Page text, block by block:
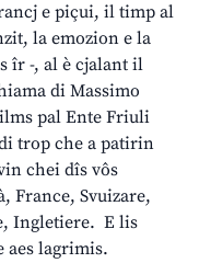
e piçui, il timp al
la emozion e la
îr -, al è cjalant il
di Massimo
pal Ente Friuli
trop che a patirin
chei dîs vôs
France, Svuizare,
Ingletiere. E lis
aes lagrimis.